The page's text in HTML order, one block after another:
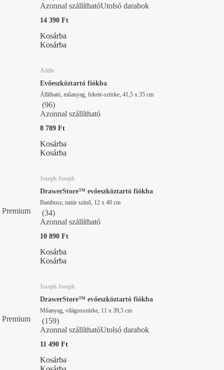
Azonnal szállíthatóUtolsó darabok
14 390 Ft
Kosárba
Kosárba
Addis
Evőeszköztartó fiókba
Állítható, műanyag, fekete-szürke, 41,5 x 35 cm
(96)
Azonnal szállítható
8 789 Ft
Kosárba
Kosárba
Premium
Joseph Joseph
DrawerStore™ evőeszköztartó fiókba
Bambusz, natúr színű, 12 x 40 cm
(34)
Azonnal szállítható
10 890 Ft
Kosárba
Kosárba
Premium
Joseph Joseph
DrawerStore™ evőeszköztartó fiókba
Műanyag, világosszürke, 11 x 39,5 cm
(159)
Azonnal szállíthatóUtolsó darabok
11 490 Ft
Kosárba